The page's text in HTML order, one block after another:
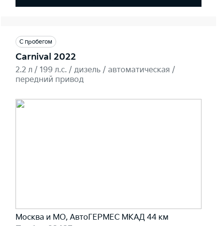
С пробегом
Carnival 2022
2.2 л / 199 л.c. / дизель / автоматическая /
передний привод
Москва и МО, АвтоГЕРМЕС МКАД 44 км